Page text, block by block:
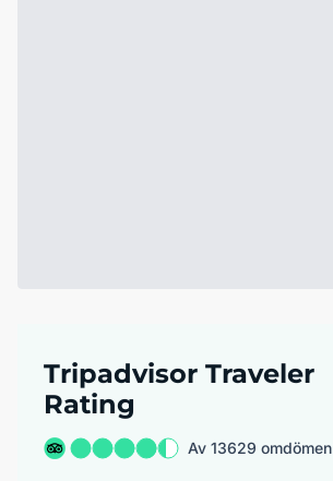
Tripadvisor Traveler
Rating
Av 13629 omdömen